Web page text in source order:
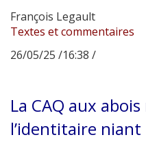
François Legault
Textes et commentaires
26/05/25 /16:38 /
La CAQ aux
l’identitaire